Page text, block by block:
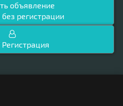
объявление
регистрации